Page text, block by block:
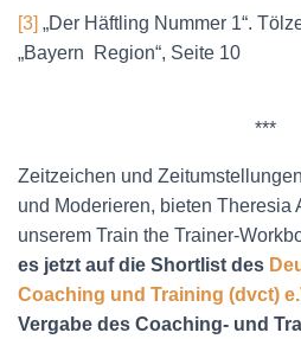
[3] „Der Häftling Nummer 1“.
„Bayern Region“, Seite 10
***
Zeitzeichen und
und Moderieren, bieten Theresia
unserem Train the Trainer-
es jetzt auf die Shortlist des
Coaching und Training (dvct)
Vergabe des Coaching- und